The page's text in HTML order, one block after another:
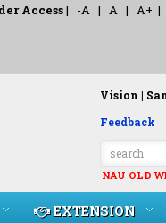
Access| -A | A | A+ |
Vision |
Feedback
NAU OLD
EXTENSION